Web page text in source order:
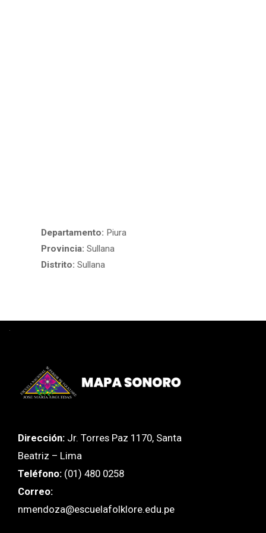
Departamento: Piura
Provincia: Sullana
Distrito: Sullana
.
Dirección: Jr. Torres Paz 1170, Santa
Beatriz – Lima
Teléfono: (01) 480 0258
Correo:
nmendoza@escuelafolklore.edu.pe